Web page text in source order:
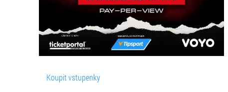
Koupit vstupenky